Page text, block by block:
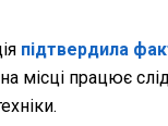
підтвердила
місці працює